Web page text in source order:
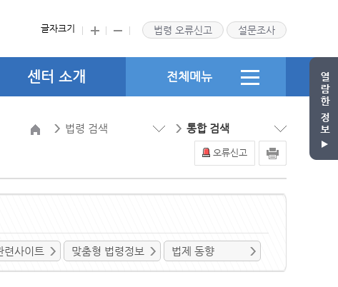
글자크기 법령 오류신고 설문조사
센터 소개 전체메뉴
법령 검색 통합 검색
오류신고
련사이트 맞춤형 법령정보 법제 동향